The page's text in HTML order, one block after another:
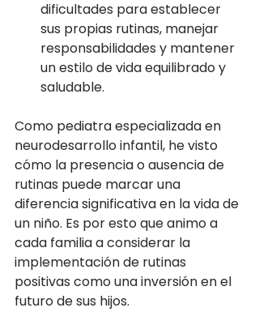
dificultades para establecer
sus propias rutinas, manejar
responsabilidades y mantener
un estilo de vida equilibrado y
saludable.
Como pediatra especializada en
neurodesarrollo infantil, he visto
cómo la presencia o ausencia de
rutinas puede marcar una
diferencia significativa en la vida de
un niño. Es por esto que animo a
cada familia a considerar la
implementación de rutinas
positivas como una inversión en el
futuro de sus hijos.